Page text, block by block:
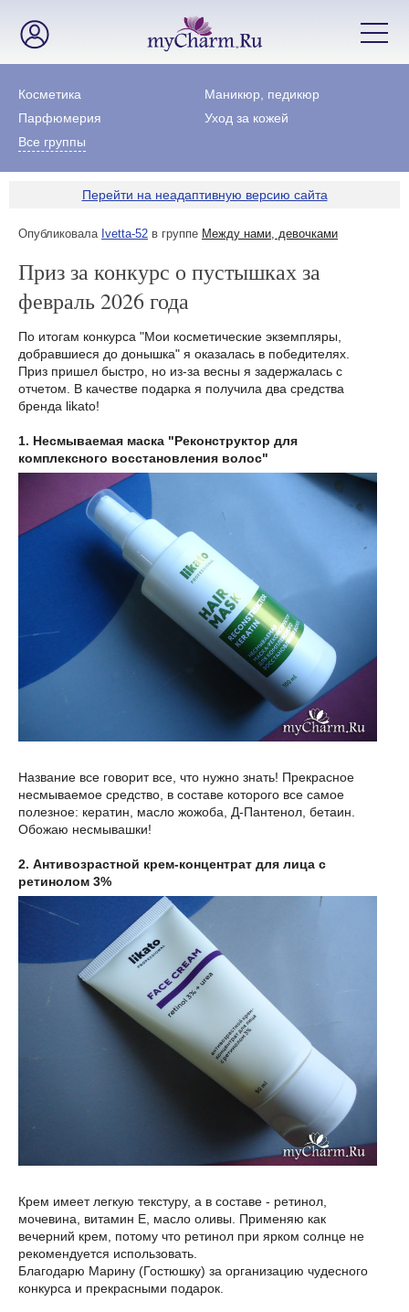
Косметика
Маникюр, педикюр
Парфюмерия
Уход за кожей
Все группы
Перейти на неадаптивную версию сайта
Опубликовала Ivetta-52 в группе Между нами, девочками
Приз за конкурс о пустышках за
февраль 2026 года
По итогам конкурса "Мои косметические экземпляры,
добравшиеся до донышка" я оказалась в победителях.
Приз пришел быстро, но из-за весны я задержалась с
отчетом. В качестве подарка я получила два средства
бренда likato!
1. Несмываемая маска "Реконструктор для
комплексного восстановления волос"
Название все говорит все, что нужно знать! Прекрасное
несмываемое средство, в составе которого все самое
полезное: кератин, масло жожоба, Д-Пантенол, бетаин.
Обожаю несмывашки!
2. Антивозрастной крем-концентрат для лица с
ретинолом 3%
Крем имеет легкую текстуру, а в составе - ретинол,
мочевина, витамин Е, масло оливы. Применяю как
вечерний крем, потому что ретинол при ярком солнце не
рекомендуется использовать.
Благодарю Марину (Гостюшку) за организацию чудесного
конкурса и прекрасными подарок.